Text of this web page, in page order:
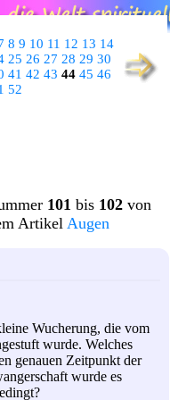
8 9 10 11 12 13 14
25 26 27 28 29 30
41 42 43 44 45 46
52
101 bis 102 von
Artikel Augen
Wucherung, die vom
wurde. Welches
genauen Zeitpunkt der
wurde es